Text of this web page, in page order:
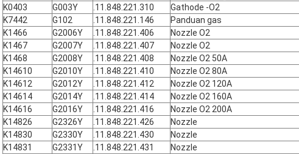
K0403
G003Y .11.848.221.310
Gathode -O2
K7442
G102 .11.848.221.146
Panduan gas
K1466
G2006Y .11.848.221.406
Nozzle O2
K1467
G2007Y .11.848.221.407
Nozzle O2
K1468
G2008Y .11.848.221.408
Nozzle O2 50A
K14610
G2010Y .11.848.221.410
Nozzle O2 80A
K14612
G2012Y .11.848.221.412
Nozzle O2 120A
K14614
G2014Y .11.848.221.414
Nozzle O2 160A
K14616
G2016Y .11.848.221.416
Nozzle O2 200A
K14826
G2326Y .11.848.221.426
Nozzle
K14830
G2330Y .11.848.221.430
Nozzle
K14831
G2331Y .11.848.221.431
Nozzle